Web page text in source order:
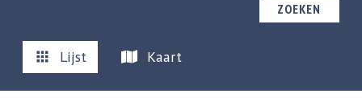
ZOEKEN
Lijst Kaart